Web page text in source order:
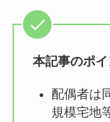
本記事のポ
配偶者は
規模宅地